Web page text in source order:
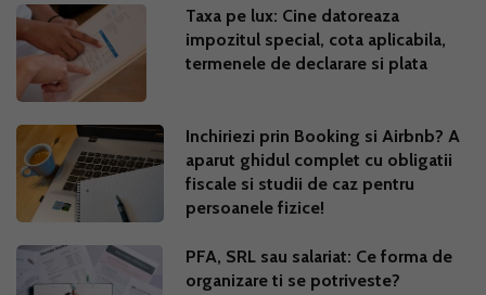
Taxa pe lux: Cine datoreaza
impozitul special, cota aplicabila,
termenele de declarare si plata
Inchiriezi prin Booking si Airbnb? A
aparut ghidul complet cu obligatii
fiscale si studii de caz pentru
persoanele fizice!
PFA, SRL sau salariat: Ce forma de
organizare ti se potriveste?